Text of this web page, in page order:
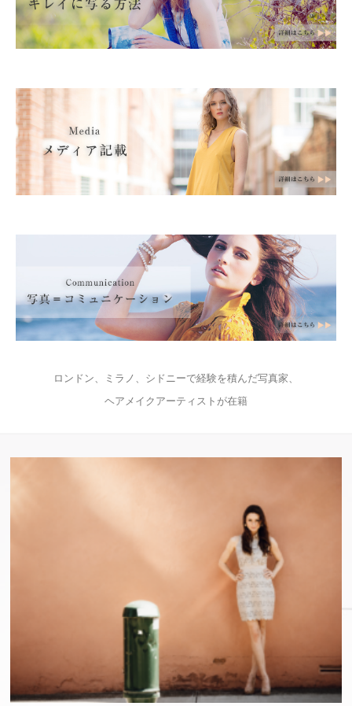
ロンドン、ミラノ、シドニーで経験を積んだ写真家、
ヘアメイクアーティストが在籍